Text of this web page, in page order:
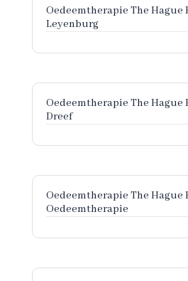
Oedeemtherapie The Hague
Leyenburg
Oedeemtherapie The Hague
Dreef
Oedeemtherapie The Hague
Oedeemtherapie